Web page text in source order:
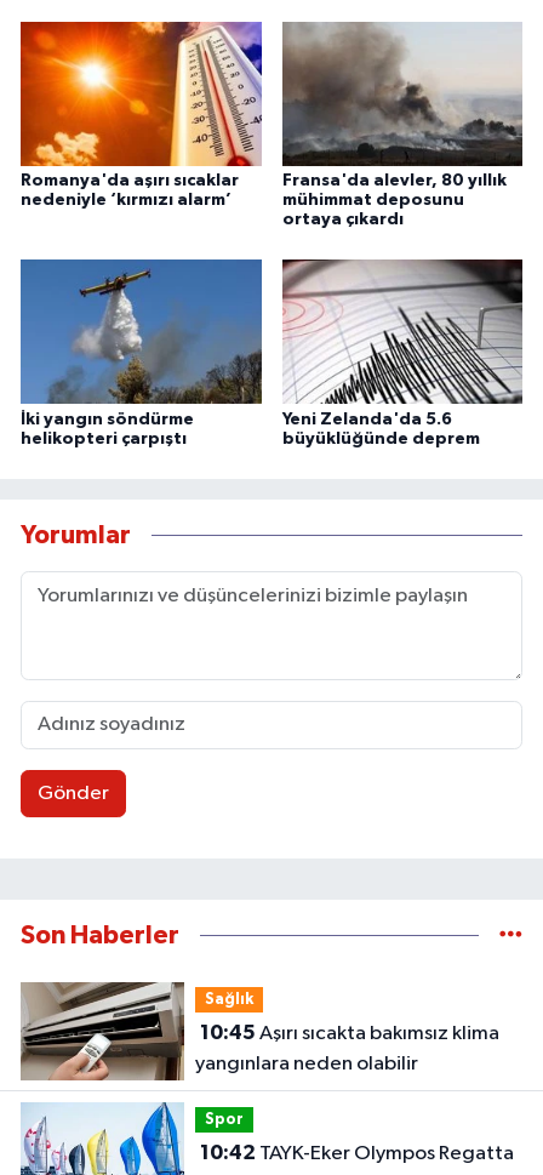
Romanya'da aşırı sıcaklar
nedeniyle ‘kırmızı alarm’
Fransa'da alevler, 80 yıllık
mühimmat deposunu
ortaya çıkardı
İki yangın söndürme
helikopteri çarpıştı
Yeni Zelanda'da 5.6
büyüklüğünde deprem
Yorumlar
Gönder
Son Haberler
Sağlık
10:45
yangınlara neden olabilir
Spor
10:42